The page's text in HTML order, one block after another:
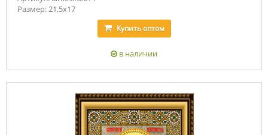
Размер: 21,5х17
Купитьоптом
в наличии